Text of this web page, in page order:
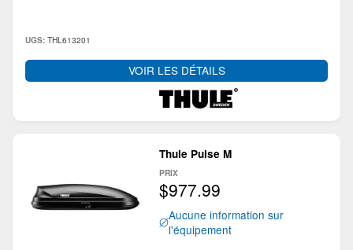
UGS: THL613201
VOIR LES DÉTAILS
Thule Pulse M
Aucune information sur
l'équipement
PRIX
$977.99